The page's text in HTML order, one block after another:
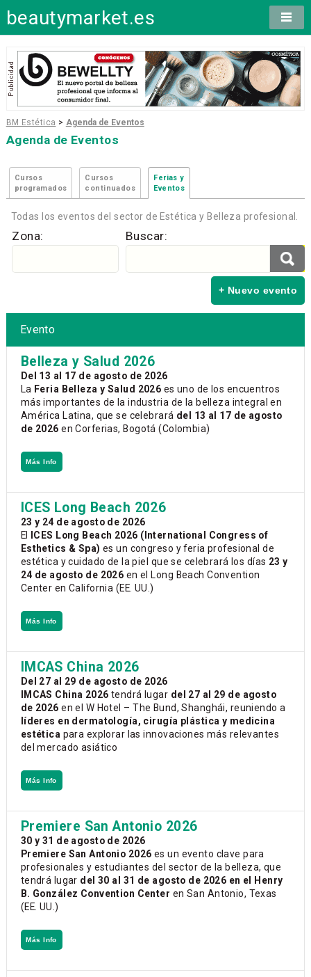
beautymarket.es
BM Estética > Agenda de Eventos
Agenda de Eventos
Cursos
programados
Cursos
continuados
Ferias y
Eventos
Todas los eventos del sector de Estética y Belleza profesional.
Zona: Buscar:
+ Nuevo evento
Evento
Belleza y Salud 2026
Del 13 al 17 de agosto de 2026
La Feria Belleza y Salud 2026 es uno de los encuentros
más importantes de la industria de la belleza integral en
América Latina, que se celebrará del 13 al 17 de agosto
de 2026 en Corferias, Bogotá (Colombia)
Más Info
ICES Long Beach 2026
23 y 24 de agosto de 2026
El
ICES Long Beach 2026 (International Congress of
Esthetics & Spa) es un congreso y feria profesional de
estética y cuidado de la piel que se celebrará los días 23 y
24 de agosto de 2026 en el Long Beach Convention
Center en California (EE. UU.)
Más Info
IMCAS China 2026
Del 27 al 29 de agosto de 2026
IMCAS China 2026 tendrá lugar del 27 al 29 de agosto
de 2026 en el W Hotel – The Bund, Shanghái, reuniendo a
líderes en dermatología, cirugía plástica y medicina
estética para explorar las innovaciones más relevantes
del mercado asiático
Más Info
Premiere San Antonio 2026
30 y 31 de agosto de 2026
Premiere San Antonio 2026 es un evento clave para
profesionales y estudiantes del sector de la belleza, que
tendrá lugar del 30 al 31 de agosto de 2026 en el Henry
B. González Convention Center en San Antonio, Texas
(EE. UU.)
Más Info